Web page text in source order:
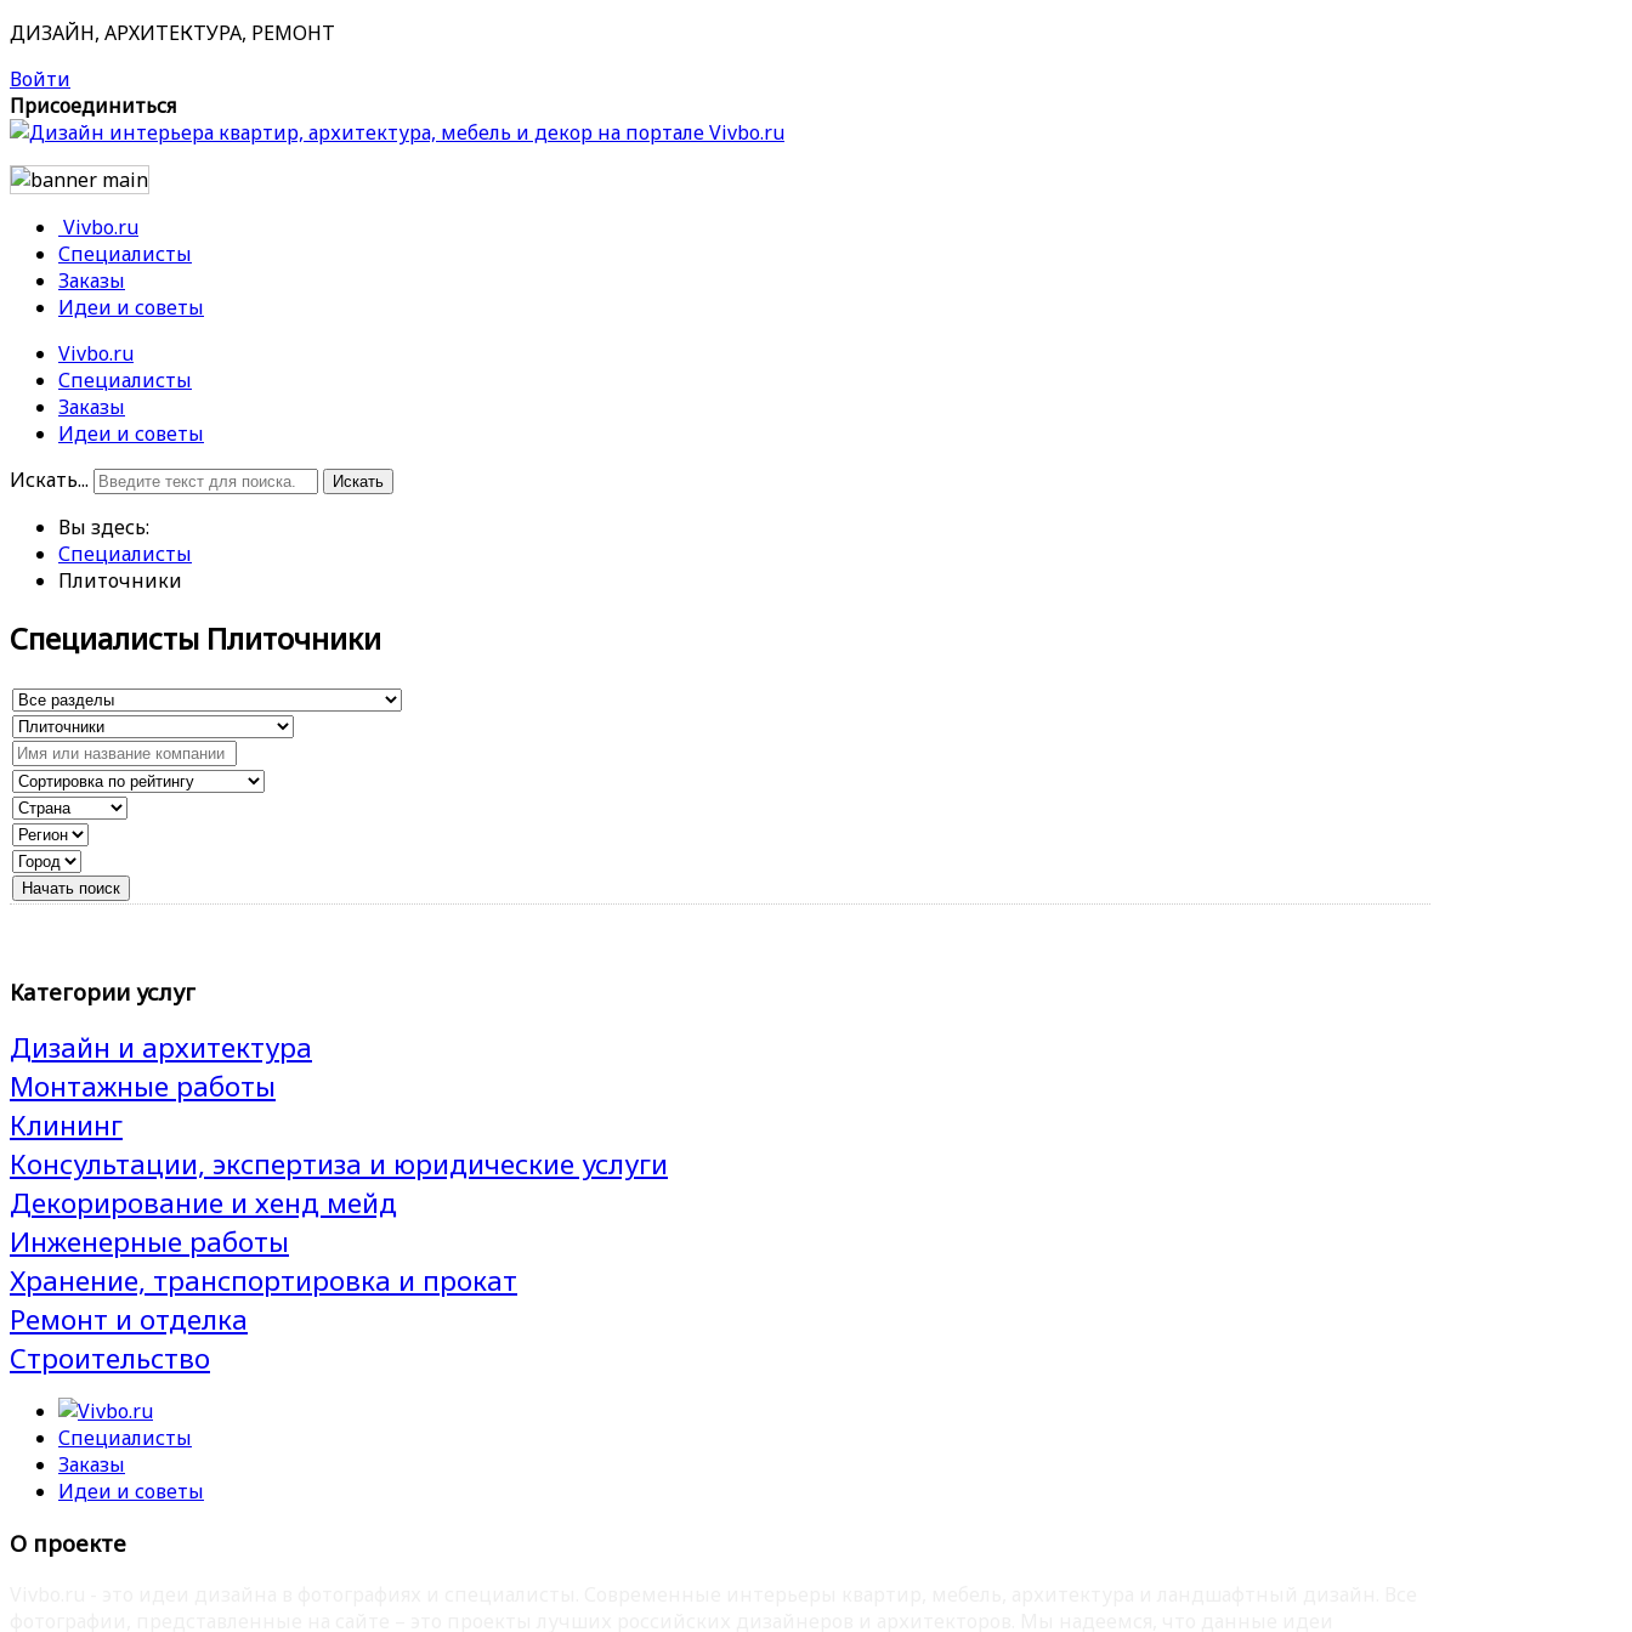
ДИЗАЙН, АРХИТЕКТУРА, РЕМОНТ
Войти
Присоединиться
Vivbo.ru
Специалисты
Заказы
Идеи и советы
Vivbo.ru
Специалисты
Заказы
Идеи и советы
Искать...
Искать
Вы здесь:
Специалисты
Плиточники
Специалисты Плиточники
Категории услуг
Дизайн и архитектура
Монтажные работы
Клининг
Консультации, экспертиза и юридические услуги
Декорирование и хенд мейд
Инженерные работы
Хранение, транспортировка и прокат
Ремонт и отделка
Строительство
Специалисты
Заказы
Идеи и советы
О проекте